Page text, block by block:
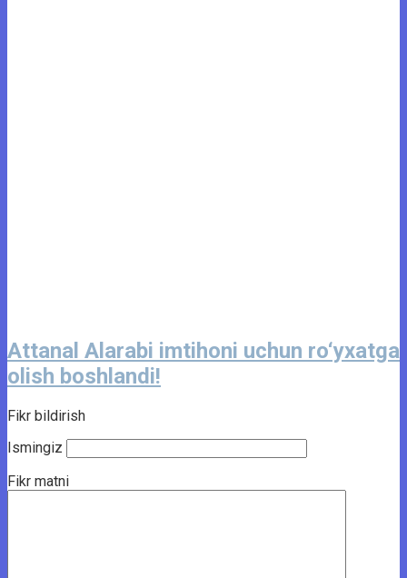
Attanal Alarabi imtihoni uchun ro‘yxatga
olish boshlandi!
Fikr bildirish
Ismingiz
Fikr matni